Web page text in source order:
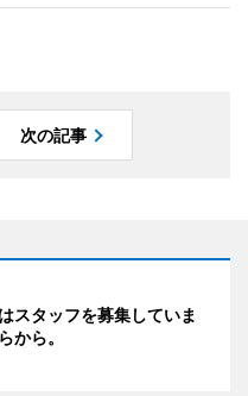
次の記事
スタッフを募集していま
から。